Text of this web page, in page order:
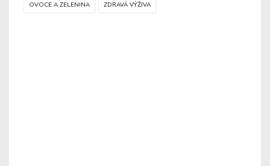
OVOCE A ZELENINA ZDRAVÁ VÝŽIVA